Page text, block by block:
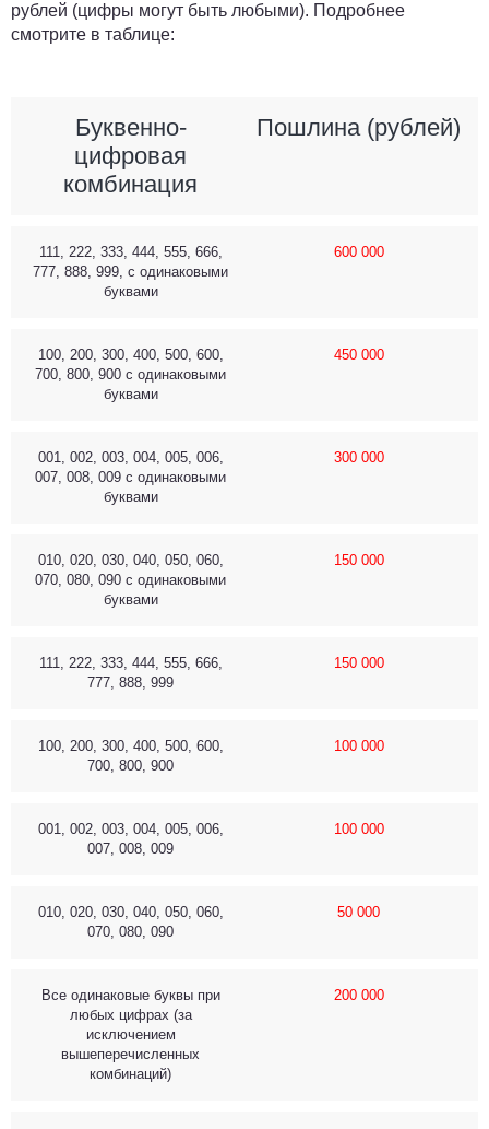
рублей (цифры могут быть любыми). Подробнее
смотрите в таблице:
Буквенно-
цифровая
комбинация
Пошлина (рублей)
111, 222, 333, 444, 555, 666,
777, 888, 999, с одинаковыми
буквами
600 000
100, 200, 300, 400, 500, 600,
700, 800, 900 с одинаковыми
буквами
450 000
001, 002, 003, 004, 005, 006,
007, 008, 009 с одинаковыми
буквами
300 000
010, 020, 030, 040, 050, 060,
070, 080, 090 с одинаковыми
буквами
150 000
111, 222, 333, 444, 555, 666,
777, 888, 999
150 000
100, 200, 300, 400, 500, 600,
700, 800, 900
100 000
001, 002, 003, 004, 005, 006,
007, 008, 009
100 000
010, 020, 030, 040, 050, 060,
070, 080, 090
50 000
Все одинаковые буквы при
любых цифрах (за
исключением
вышеперечисленных
комбинаций)
200 000